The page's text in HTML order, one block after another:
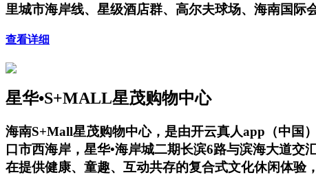
里城市海岸线、星级酒店群、高尔夫球场、海南国际
查看详细
星华•S+MALL星茂购物中心
海南S+Mall星茂购物中心，是由开云真人app（中国
口市西海岸，星华•海岸城二期长滨6路与滨海大道
在提供健康、童趣、互动共存的复合式文化休闲体验